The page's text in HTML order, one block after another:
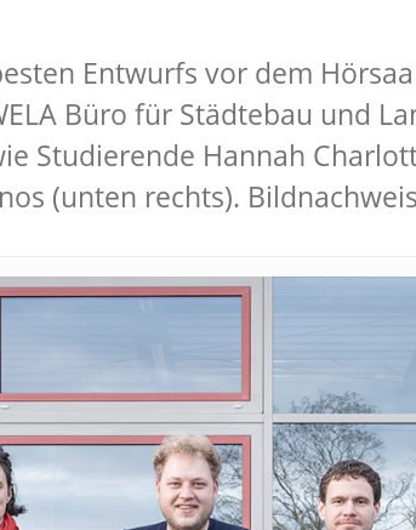
Entwurfs vor dem
Büro für Städtebau und
Studierende Hannah
(unten rechts).